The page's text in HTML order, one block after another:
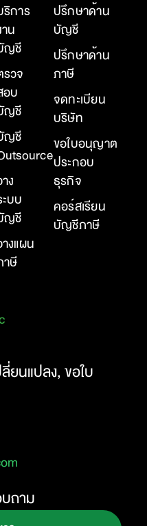
ริการ
น
ญชี
รวจ
บ
ญชี
ญชี
ง
บบ
ญชี
งแผน
ษี
ปรึกษาด้าน
บัญชี
ปรึกษาด้าน
ภาษี
จดทะเบียน
บริษัท
ขอใบอนุญาต
ประกอบ
ธุรกิจ
คอร์สเรียน
บัญชีภาษี
ยนแปลง, ขอใบ
ถาม